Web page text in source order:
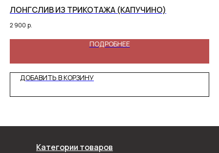
ЛОНГСЛИВ ИЗ ТРИКОТАЖА (КАПУЧИНО)
2 900 р.
ПОДРОБНЕЕ
ДОБАВИТЬ В КОРЗИНУ
Категории товаров